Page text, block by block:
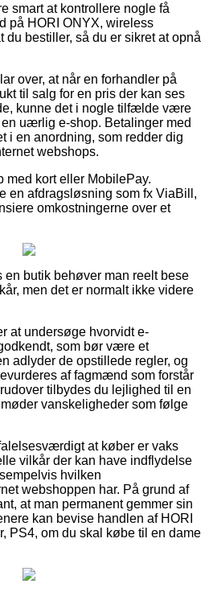
smart at kontrollere nogle få
på HORI ONYX, wireless
du bestiller, så du er sikret at opnå
over, at når en forhandler på
til salg for en pris der kan ses
kunne det i nogle tilfælde være
uærlig e-shop. Betalinger med
i en anordning, som redder dig
webshops.
med kort eller MobilePay.
en afdragsløsning som fx ViaBill,
omkostningerne over et
en butik behøver man reelt bese
men det er normalt ikke videre
at undersøge hvorvidt e-
som bør være et
adlyder de opstillede regler, og
af fagmænd som forstår
tilbydes du lejlighed til en
vanskeligheder som følge
at køber er vaks
vilkår der kan have indflydelse
hvilken
webshoppen har. På grund af
at man permanent gemmer sin
kan bevise handlen af HORI
PS4, om du skal købe til en dame